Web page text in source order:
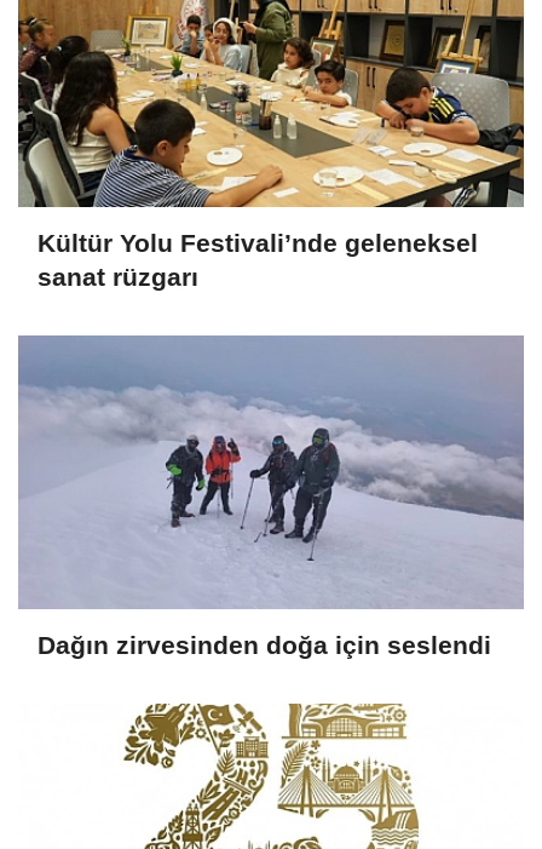
Kültür Yolu Festivali’nde geleneksel
sanat rüzgarı
Dağın zirvesinden doğa için seslendi